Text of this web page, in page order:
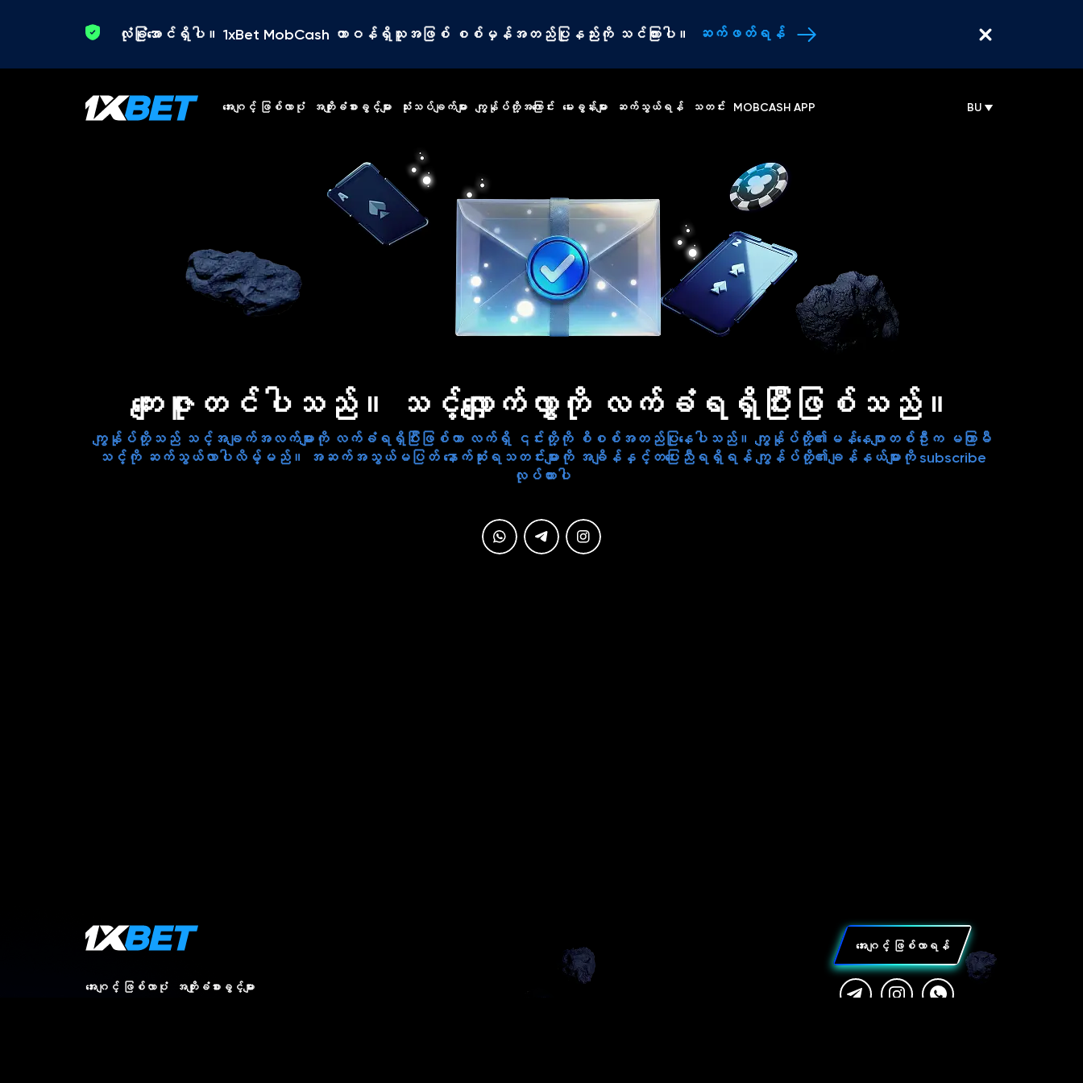
လုံခြုံအောင်ရှိပါ။ 1xBet MobCash တာဝန်ရှိသူအဖြစ် စစ်မှန်အတည်ပြုနည်းကို သင်ကြားပါ။ ဆက်ဖတ်ရန်
အေးဂျင့် ဖြစ်လာပုံ အကျိုးခံစားခွင့်များ သုံးသပ်ချက်များ ကျွန်ုပ်တို့အကြောင်း မေးခွန်းများ ဆက်သွယ်ရန် သတင်း MOBCASH APP BU
ကျေးဇူးတင်ပါသည်။ သင့်လျှောက်လွှာကို လက်ခံရရှိပြီးဖြစ်သည်။
ကျွန်ုပ်တို့သည် သင့်အချက်အလက်များကို လက်ခံရရှိပြီးဖြစ်ကာ လက်ရှိ ၎င်းတို့ကို စိစစ်အတည်ပြုနေပါသည်။ ကျွန်ုပ်တို့၏မန်နေဂျာတစ်ဦးက မကြာမီ
သင့်ကို ဆက်သွယ်လာပါလိမ့်မည်။ အဆက်အသွယ်မပြတ် နောက်ဆုံးရသတင်းများကို အချိန်နှင့်တပြေးညီရရှိရန် ကျွန်ပ်တို့၏ချန်နယ်များကို subscribe
လုပ်ထားပါ
အေးဂျင့် ဖြစ်လာပုံ
အကျိုးခံစားခွင့်များ
အေးဂျင့် ဖြစ်လာရန်